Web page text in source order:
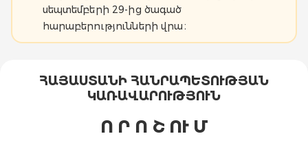
սեպտեմբերի 29-ից ծագած
հարաբերությունների վրա։
ՀԱՅԱՍՏԱՆԻ ՀԱՆՐԱՊԵՏՈՒԹՅԱՆ
ԿԱՌԱՎԱՐՈՒԹՅՈՒՆ
Ո Ր Ո Շ ՈՒ Մ